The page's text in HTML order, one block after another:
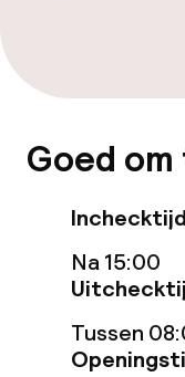
Overal
Goed
Inchecktijd
Na 15:00
Tussen